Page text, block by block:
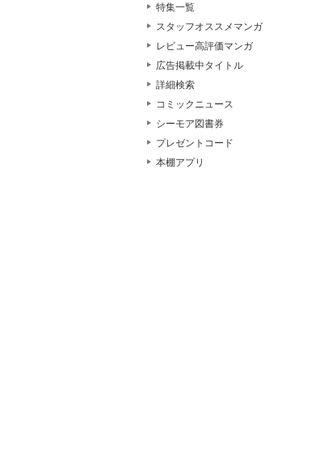
特集一覧
スタッフオススメマンガ
レビュー高評価マンガ
広告掲載中タイトル
詳細検索
コミックニュース
シーモア図書券
プレゼントコード
本棚アプリ